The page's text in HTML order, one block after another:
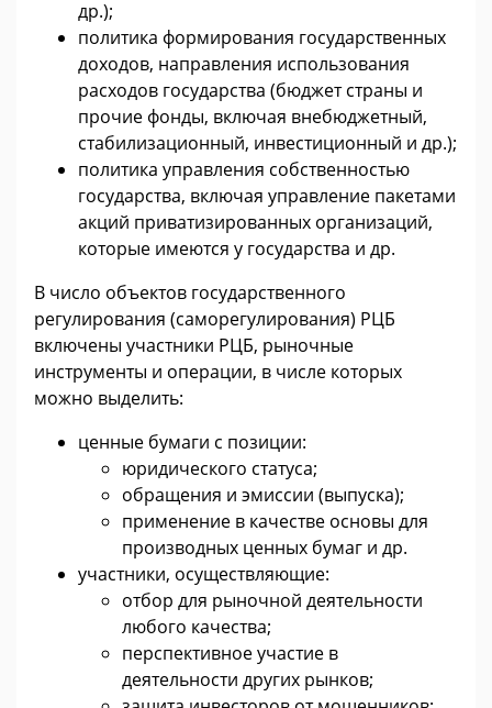
др.);
политика формирования государственных
доходов, направления использования
расходов государства (бюджет страны и
прочие фонды, включая внебюджетный,
стабилизационный, инвестиционный и др.);
политика управления собственностью
государства, включая управление пакетами
акций приватизированных организаций,
которые имеются у государства и др.
В число объектов государственного
регулирования (саморегулирования) РЦБ
включены участники РЦБ, рыночные
инструменты и операции, в числе которых
можно выделить:
ценные бумаги с позиции:
юридического статуса;
обращения и эмиссии (выпуска);
применение в качестве основы для
производных ценных бумаг и др.
участники, осуществляющие:
отбор для рыночной деятельности
любого качества;
перспективное участие в
деятельности других рынков;